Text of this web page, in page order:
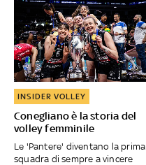
Conegliano è la storia del
volley femminile
INSIDER VOLLEY
Le 'Pantere' diventano la prima
squadra di sempre a vincere